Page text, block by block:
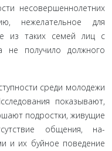
несовершеннолетних
нежелательное для
из таких семей лиц с
не получило должного
среди мо­лодежи
показы­вают,
подростки, живущие
общения, на­
и их буйное поведение